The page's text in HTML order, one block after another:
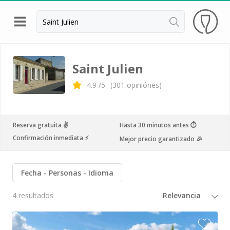
Volver
Bodegas y cata de vinos Alsacia
Bodegas y cata de vinos Beaujolais
Bodegas y cata de vinos Bordeaux
Destilerías y cata de calvados
Bodegas y cata de vinos Jura
Bodegas y cata de vinos Languedoc Rosellón
Destilerias de ron Martinica
Saint Julien
4.9 /5 (301 opiniónes)
Reserva gratuita ✌️
Hasta 30 minutos antes ⏱
Confirmación inmediata ⚡️
Mejor precio garantizado 🎉
Fecha Personas Idioma
4 resultados